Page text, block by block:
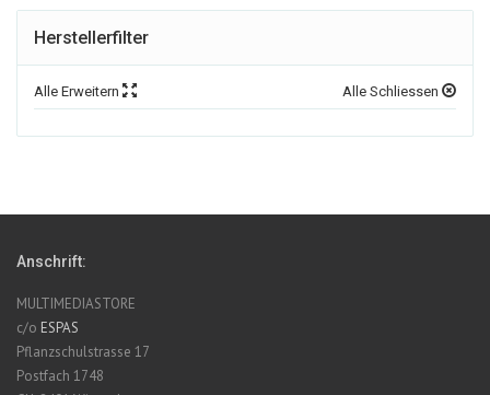
Herstellerfilter
Alle Erweitern Alle Schliessen
Anschrift:
MULTIMEDIASTORE
c/o ESPAS
Pflanzschulstrasse 17
Postfach 1748